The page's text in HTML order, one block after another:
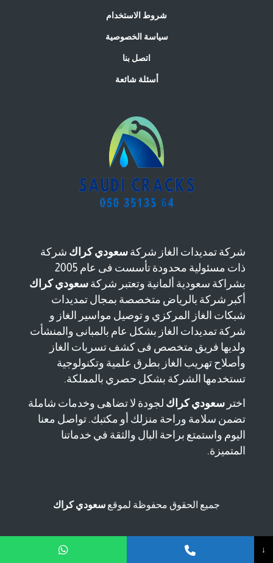
شروط الاستخدام
سياسة الخصوصية
اتصل بنا
أسئلة شائعة
شركة تمديدات الغاز شركة سعودي كراك شركة
ذات مسئولية محدودة تأسست فى عام 2005
بشراكة سعودية ألمانية وتعتبر شركة سعودي كراك
أكبر شركة بالرياض متخصصة بمجال تمديدات
شبكات الغاز المركزي و توصيل مواسير الغاز و
شركة تمديدات الغاز بشكل عام بالمبانى والمنشأت
ولديها فريق متخصص فى كشف تسربات الغاز
وأصلاح تهريب الغاز بطرق علمية وتكنولوجية
تستخدمها الشركة بشكل حصري بالمملكة.
اختر سعودي كراك لجودة لا تضاهى وخدمات شاملة
تضمن سلامة وراحة منزلك أو مكتبك. تواصل معنا
اليوم واستمتع براحة البال والثقة في خدماتنا
المتميزة.
جميع الحقوق محفوظة لموقع سعودي كراك
↓